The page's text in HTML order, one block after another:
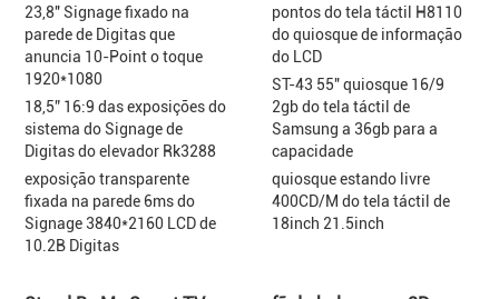
23,8" Signage fixado na
parede de Digitas que
anuncia 10-Point o toque
1920*1080
18,5” 16:9 das exposições do
sistema do Signage de
Digitas do elevador Rk3288
exposição transparente
fixada na parede 6ms do
Signage 3840*2160 LCD de
10.2B Digitas
pontos do tela táctil H8110
do quiosque de informação
do LCD
ST-43 55" quiosque 16/9
2gb do tela táctil de
Samsung a 36gb para a
capacidade
quiosque estando livre
400CD/M do tela táctil de
18inch 21.5inch